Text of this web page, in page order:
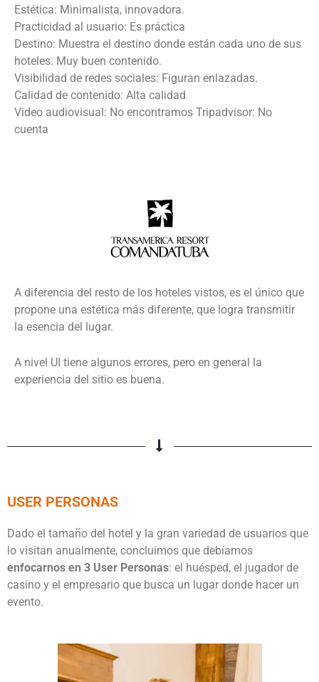
Estética: Minimalista, innovadora.
Practicidad al usuario: Es práctica
Destino: Muestra el destino donde están cada uno de sus
hoteles. Muy buen contenido.
Visibilidad de redes sociales: Figuran enlazadas.
Calidad de contenido: Alta calidad
Video audiovisual: No encontramos Tripadvisor: No
cuenta
A diferencia del resto de los hoteles vistos, es el único que
propone una estética más diferente, que logra transmitir
la esencia del lugar.
A nivel UI tiene algunos errores, pero en general la
experiencia del sitio es buena.
USER PERSONAS
Dado el tamaño del hotel y la gran variedad de usuarios que
lo visitan anualmente, concluimos que debíamos
enfocarnos en 3 User Personas: el huésped, el jugador de
casino y el empresario que busca un lugar donde hacer un
evento.